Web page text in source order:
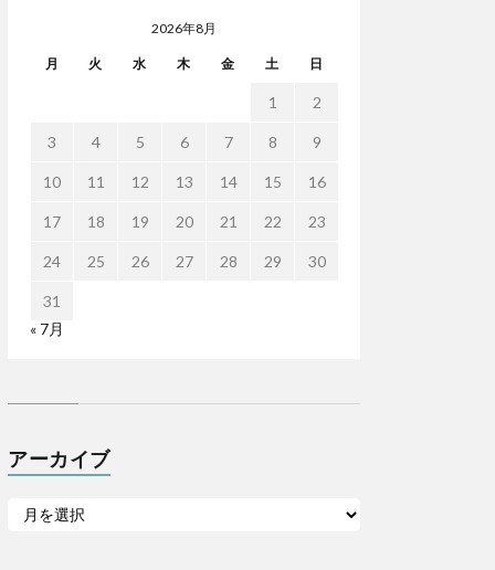
2026年8月
月 火 水 木 金 土 日
1 2
3 4 5 6 7 8 9
10 11 12 13 14 15 16
17 18 19 20 21 22 23
24 25 26 27 28 29 30
31
« 7月
アーカイブ